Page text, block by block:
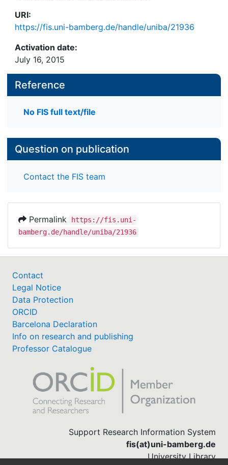
URI:
https://fis.uni-bamberg.de/handle/uniba/21936
Activation date:
July 16, 2015
Reference
No FIS full text/file
Question on publication
Contact the FIS team
Permalink
https://fis.uni-
bamberg.de/handle/uniba/21936
Contact
Legal Notice
Data Protection
ORCID
Barcelona Declaration
Info on research and publishing
Professor Catalogue
Support Research Information System
fis(at)uni-bamberg.de
University Library